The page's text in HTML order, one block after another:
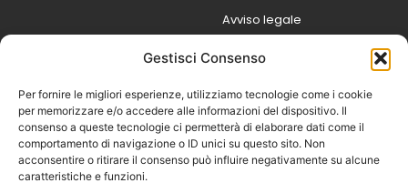
Gestisci Consenso
Per fornire le migliori esperienze, utilizziamo tecnologie come i cookie
per memorizzare e/o accedere alle informazioni del dispositivo. Il
consenso a queste tecnologie ci permetterà di elaborare dati come il
comportamento di navigazione o ID unici su questo sito. Non
acconsentire o ritirare il consenso può influire negativamente su alcune
caratteristiche e funzioni.
Avviso legale
9:00
Sabato 09:00 /
14:00
16:30 / 20:00
Domenica